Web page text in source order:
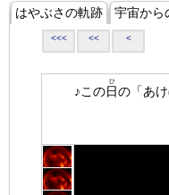
はやぶさの軌跡 宇宙から
<<< << <
♪この日
ひ
の「あけ